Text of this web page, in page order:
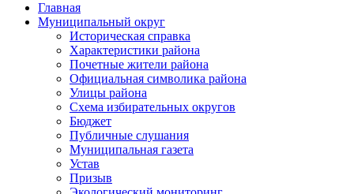
Главная
Муниципальный округ
Историческая справка
Характеристики района
Почетные жители района
Официальная символика района
Улицы района
Схема избирательных округов
Бюджет
Публичные слушания
Муниципальная газета
Устав
Призыв